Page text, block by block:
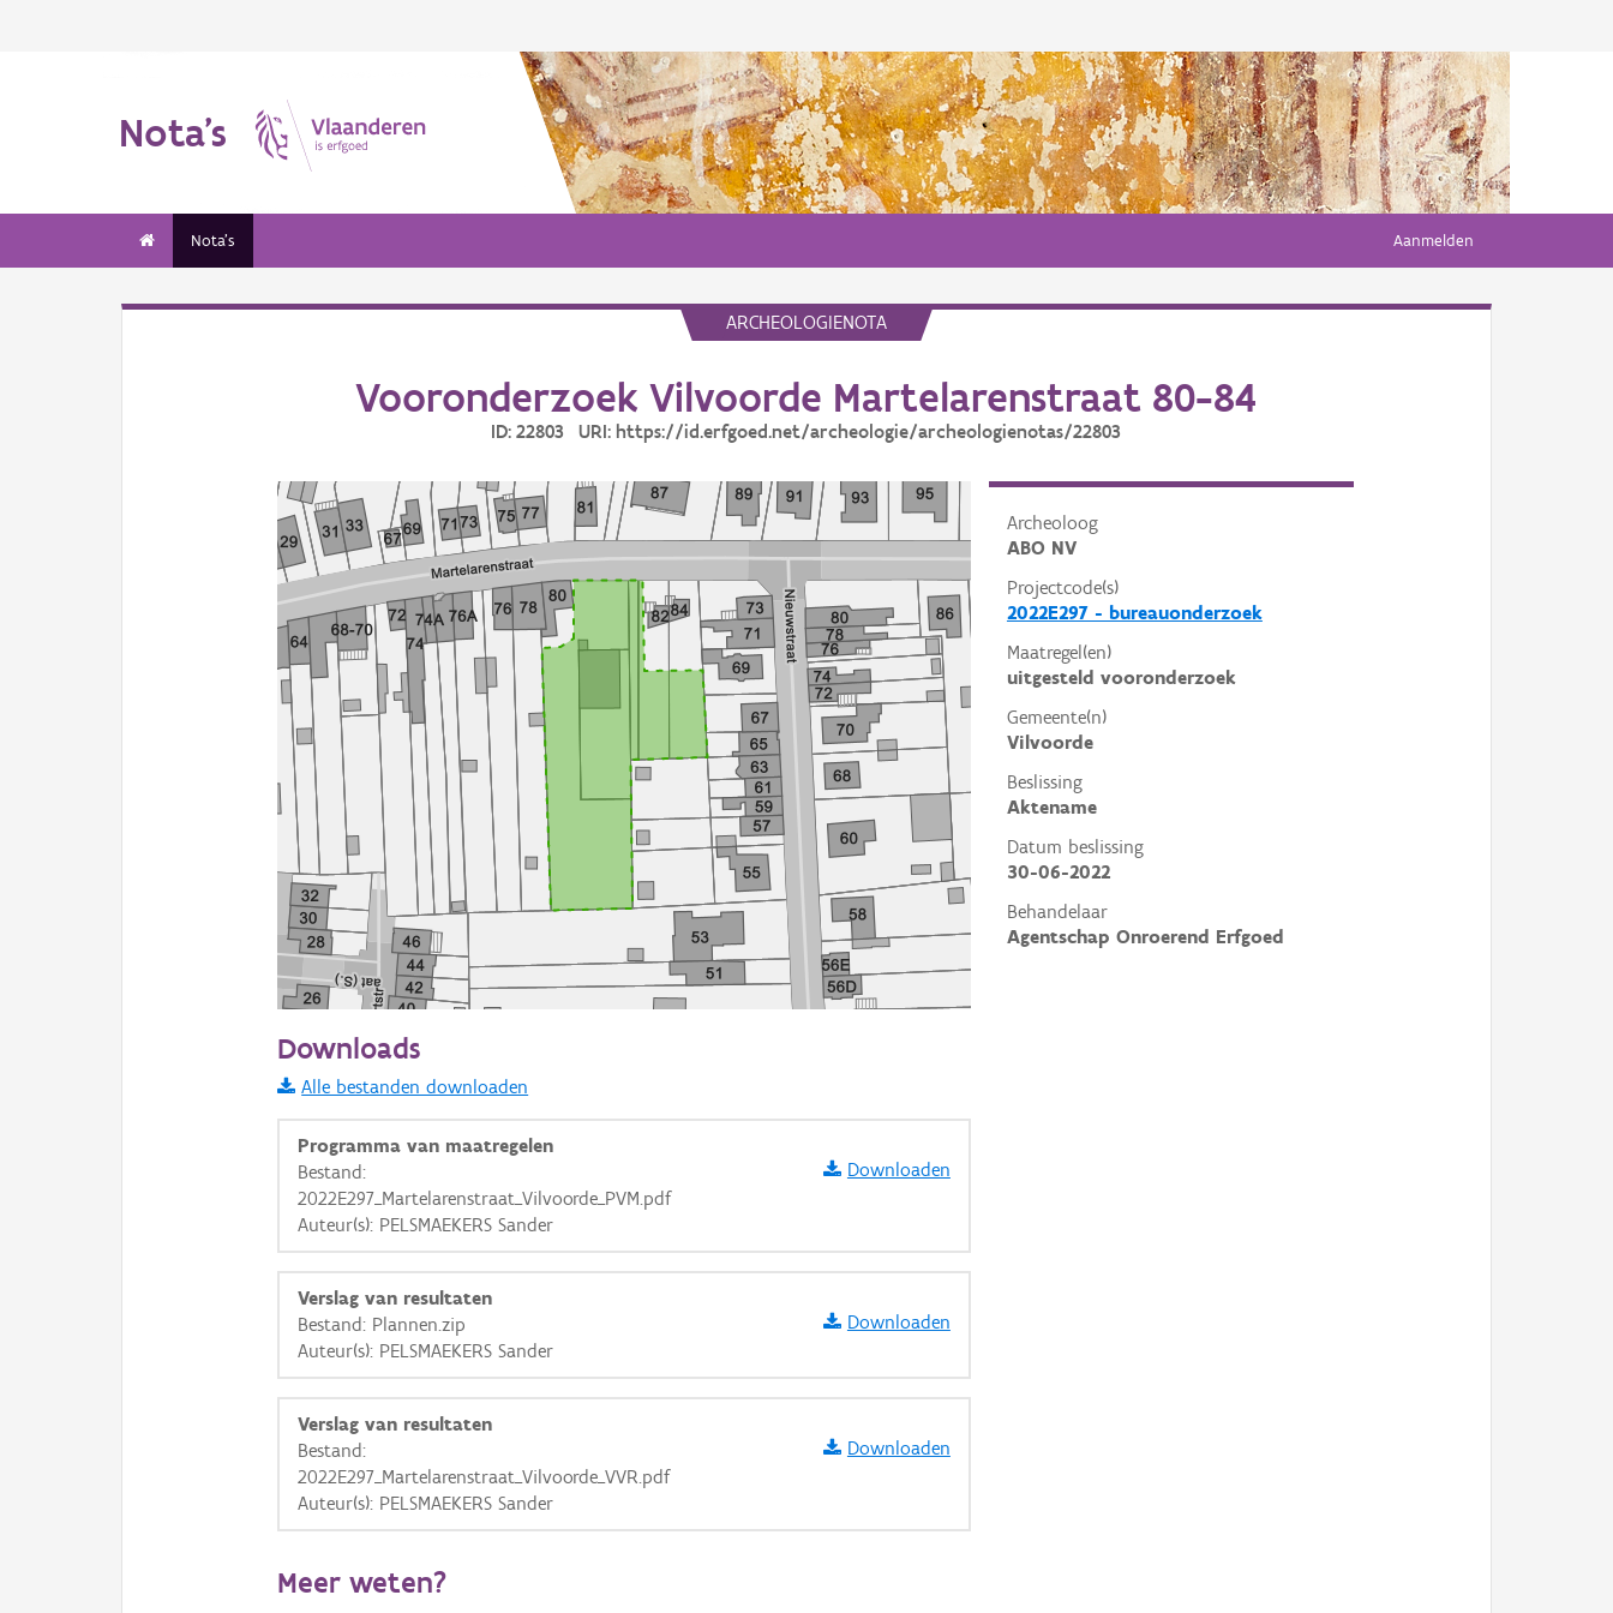
Nota's
Nota's Aanmelden
ARCHEOLOGIENOTA
Vooronderzoek Vilvoorde Martelarenstraat 80-84
ID: 22803 URI: https://id.erfgoed.net/archeologie/archeologienotas/22803
Archeoloog
ABO NV
Projectcode(s)
2022E297 - bureauonderzoek
Maatregel(en)
uitgesteld vooronderzoek
Gemeente(n)
Vilvoorde
Beslissing
Aktename
Datum beslissing
30-06-2022
Behandelaar
Agentschap Onroerend Erfgoed
Informatie Vlaanderen
i
+ −
Basis Lagen
OSM-Basiskaart
Ortho
GRB-Basiskaart
Downloads
Alle bestanden downloaden
Programma van maatregelen
Bestand:
2022E297_Martelarenstraat_Vilvoorde_PVM.pdf
Auteur(s): PELSMAEKERS Sander
Downloaden
Verslag van resultaten
Bestand: Plannen.zip
Auteur(s): PELSMAEKERS Sander
Downloaden
Verslag van resultaten
Bestand:
2022E297_Martelarenstraat_Vilvoorde_VVR.pdf
Auteur(s): PELSMAEKERS Sander
Downloaden
Meer weten?